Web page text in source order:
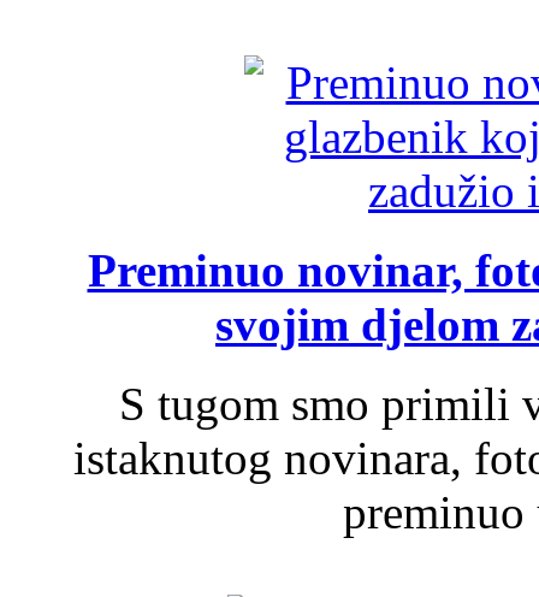
Preminuo novinar,
svojim djelom
S tugom smo primili
istaknutog novinara,